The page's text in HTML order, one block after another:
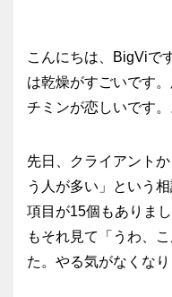
こんにちは、BigViで
は乾燥がすごいです
チミンが恋しいです。
先日、クライアント
う人が多い」という
項目が15個もありま
もそれ見て「うわ、
た。やる気がなくなり